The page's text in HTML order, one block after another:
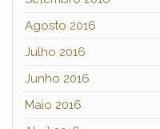
Agosto 2016
Julho 2016
Junho 2016
Maio 2016